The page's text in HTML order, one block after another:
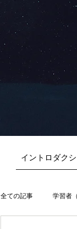
全ての記事 学習者
イントロダク